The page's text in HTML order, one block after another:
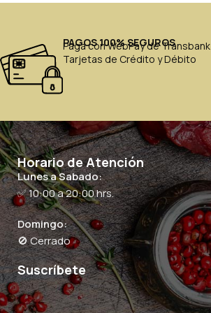
PAGOS 100% SEGUROS
Paga con WebPay de Transbank
Tarjetas de Crédito y Débito
Horario de Atención
Lunes a Sabado:
✅ 10:00 a 20:00 hrs.
Domingo:
🚫 Cerrado
Suscríbete